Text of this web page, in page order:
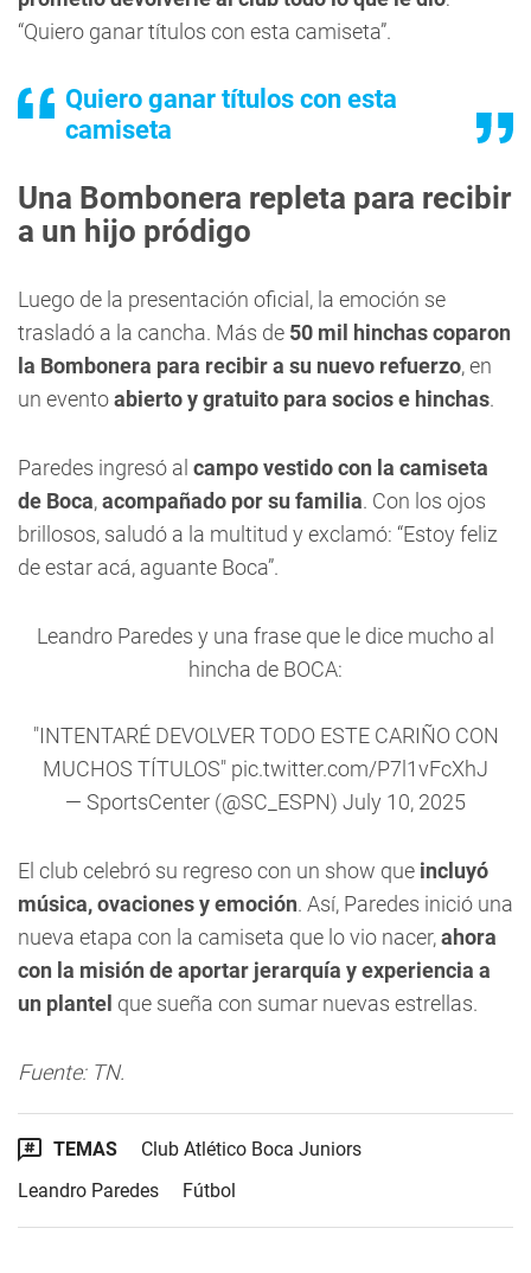
“Quiero ganar títulos con esta camiseta”.
Quiero ganar títulos con esta
camiseta
Una Bombonera repleta para recibir
a un hijo pródigo
Luego de la presentación oficial, la emoción se
trasladó a la cancha. Más de 50 mil hinchas coparon
la Bombonera para recibir a su nuevo refuerzo, en
un eventoabierto y gratuito para socios e hinchas.
Paredes ingresó al campo vestido con la camiseta
de Boca,acompañado por su familia. Con los ojos
brillosos, saludó a la multitud y exclamó: “Estoy feliz
de estar acá, aguante Boca”.
Leandro Paredes y una frase que le dice mucho al
hincha de BOCA:
"INTENTARÉ DEVOLVER TODO ESTE CARIÑO CON
MUCHOS TÍTULOS" pic.twitter.com/P7l1vFcXhJ
— SportsCenter (@SC_ESPN) July 10, 2025
El club celebró su regreso con un show que incluyó
música, ovaciones y emoción. Así, Paredes inició una
nueva etapa con la camiseta que lo vio nacer,ahora
con la misión de aportar jerarquía y experiencia a
un plantel que sueña con sumar nuevas estrellas.
Fuente: TN.
TEMAS
Club Atlético Boca Juniors
Leandro Paredes
Fútbol